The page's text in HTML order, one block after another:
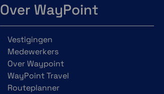
Over WayPoint
Vestigingen
Medewerkers
Over Waypoint
WayPoint Travel
Routeplanner